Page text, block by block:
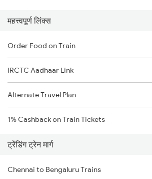
महत्त्वपूर्ण लिंक्स
Order Food on Train
IRCTC Aadhaar Link
Alternate Travel Plan
1% Cashback on Train Tickets
ट्रेंडिंग ट्रेन मार्ग
Chennai to Bengaluru Trains